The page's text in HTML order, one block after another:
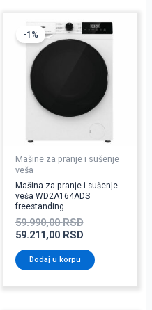
-1%
Mašine za pranje i sušenje
veša
Mašina za pranje i sušenje
veša WD2A164ADS
freestanding
59.990,00RSD
cena
je
bila:
59.990,00
59.211,00 RSD
cena
je:
59.211,00
Dodaj u korpu